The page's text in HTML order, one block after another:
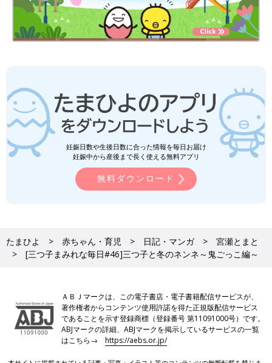
妊娠日数や生後日数に合った情報を毎日お届け
妊娠中から産後まで長く使える無料アプリ
無料ダウンロード
たまひよ 赤ちゃん・育児 日記・マンガ
宮瀬とまと
[三つ子まみれな毎日#46]三つ子と冬のネンネ～鬼ごっこ編～
ＡＢＪマークは、この電子書店・電子書籍配信サービスが、
著作権者からコンテンツ使用許諾を得た正規版配信サービス
であることを示す登録商標（登録番号 第11091000号）です。
ABJマークの詳細、ABJマークを掲示しているサービスの一覧
はこちら→https://aebs.or.jp/